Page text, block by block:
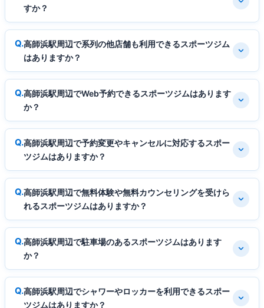
すか？
高師浜駅周辺で系列の他店舗も利用できるスポーツジム
はありますか？
高師浜駅周辺でWeb予約できるスポーツジムはあります
か？
高師浜駅周辺で予約変更やキャンセルに対応するスポー
ツジムはありますか？
高師浜駅周辺で無料体験や無料カウンセリングを受けら
れるスポーツジムはありますか？
高師浜駅周辺で駐車場のあるスポーツジムはあります
か？
高師浜駅周辺でシャワーやロッカーを利用できるスポー
ツジムはありますか？